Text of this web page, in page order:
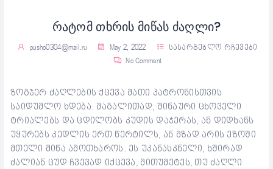
რატომ თხრის მიწას ძაღლი?
pusho0304@mail.ru May 2, 2022
სასარგებლო რჩევები
No Comment
ზოგჯერ ძაღლების ქცევა მათი პატრონისთვის
საიდუმლო ხდება: მაგალითად, შინაური ცხოველი
ტრიალებს და ცდილობს კუდის დაჭერას, ან დიდხანს
უყურებს კედლის ერთ წერტილს, ან მზად არის ეზოში
მთელი მიწა ამოთხაროს. ეს უკანასკნელი, ხშირად
ძალიან ცუდ ჩვევად იქცევა, მითუმეტეს, თუ ძაღლი